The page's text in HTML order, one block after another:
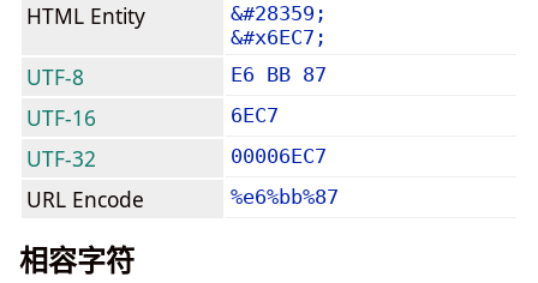
HTML Entity
&#28359;
&#x6EC7;
UTF-8 E6 BB 87
UTF-16 6EC7
UTF-32 00006EC7
URL Encode %e6%bb%87
相容字符